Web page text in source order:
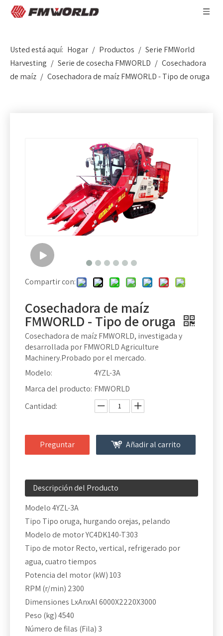
Usted está aquí: Hogar / Productos / Serie FMWorld
Harvesting / Serie de cosecha FMWORLD / Cosechadora
de maíz / Cosechadora de maíz FMWORLD - Tipo de oruga
Compartir con:
Cosechadora de maíz
FMWORLD - Tipo de oruga
Cosechadora de maíz FMWORLD, investigada y
desarrollada por FMWORLD Agriculture
Machinery.Probado por el mercado.
Modelo:
4YZL-3A
Marca del producto: FMWORLD
Cantidad:
Preguntar Añadir al carrito
Descripción del Producto
Modelo 4YZL-3A
Tipo Tipo oruga, hurgando orejas, pelando
Modelo de motor YC4DK140-T303
Tipo de motor Recto, vertical, refrigerado por
agua, cuatro tiempos
Potencia del motor (kW) 103
RPM (r/min) 2300
Dimensiones LxAnxAl 6000X2220X3000
Peso (kg) 4540
Número de filas (Fila) 3